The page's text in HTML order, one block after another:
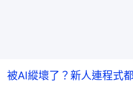
被AI縱壞了？新人連程式